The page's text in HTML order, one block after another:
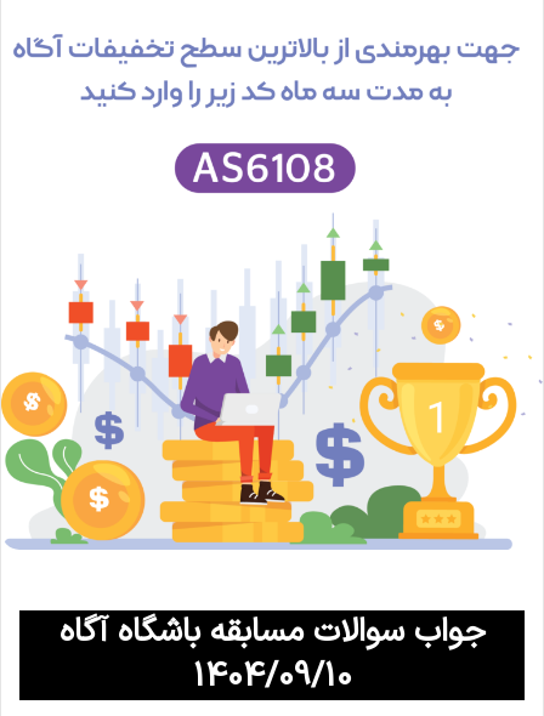
جواب سوالات مسابقه باشگاه آگاه
1404/09/10